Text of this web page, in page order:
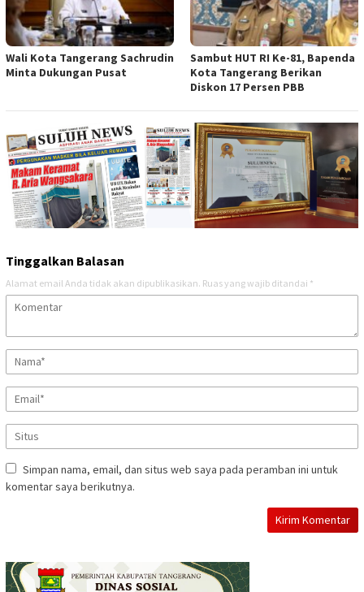
Wali Kota Tangerang Sachrudin
Minta Dukungan Pusat
Sambut HUT RI Ke-81, Bapenda
Kota Tangerang Berikan
Diskon 17 Persen PBB
Tinggalkan Balasan
Alamat email Anda tidak akan dipublikasikan. Ruas yang wajib ditandai *
Simpan nama, email, dan situs web saya pada peramban ini untuk
komentar saya berikutnya.